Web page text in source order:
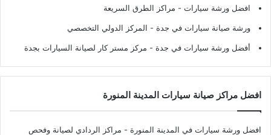
افضل ورشة سيارات - مراكز الطرق السريعة
ورشة صيانة سيارات في جدة - المركز الدولي التخصصي
أفضل ورشة سيارات في جدة - مركز مستر كار لصيانة السيارات بجدة
افضل مراكز صيانة سيارات المدينة المنورة
افضل ورشة سيارات في المدينة المنورة - مراكز الردادي لصيانة وفحص